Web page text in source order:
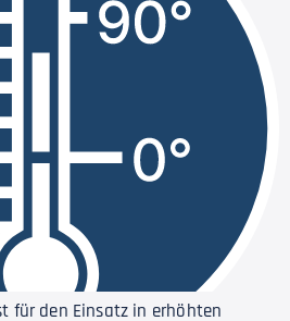
für den Einsatz in erhöhten